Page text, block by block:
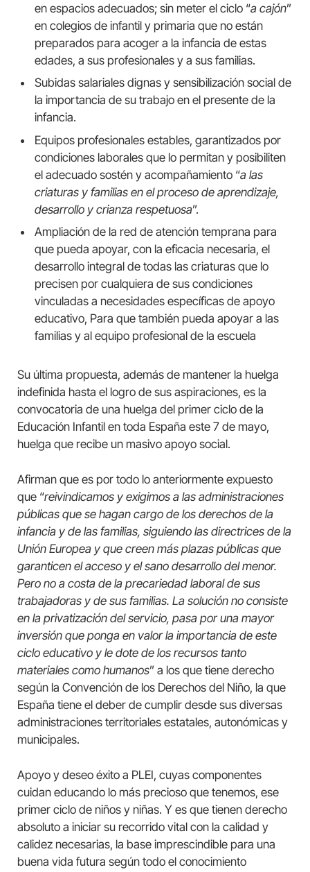
en espacios adecuados; sin meter el ciclo “a cajón”
en colegios de infantil y primaria que no están
preparados para acoger a la infancia de estas
edades, a sus profesionales y a sus familias.
Subidas salariales dignas y sensibilización social de
la importancia de su trabajo en el presente de la
infancia.
Equipos profesionales estables, garantizados por
condiciones laborales que lo permitan y posibiliten
el adecuado sostén y acompañamiento “a las
criaturas y familias en el proceso de aprendizaje,
desarrollo y crianza respetuosa”.
Ampliación de la red de atención temprana para
que pueda apoyar, con la eficacia necesaria, el
desarrollo integral de todas las criaturas que lo
precisen por cualquiera de sus condiciones
vinculadas a necesidades específicas de apoyo
educativo, Para que también pueda apoyar a las
familias y al equipo profesional de la escuela
Su última propuesta, además de mantener la huelga
indefinida hasta el logro de sus aspiraciones, es la
convocatoria de una huelga del primer ciclo de la
Educación Infantil en toda España este 7 de mayo,
huelga que recibe un masivo apoyo social.
Afirman que es por todo lo anteriormente expuesto
que “reivindicamos y exigimos a las administraciones
públicas que se hagan cargo de los derechos de la
infancia y de las familias, siguiendo las directrices de la
Unión Europea y que creen más plazas públicas que
garanticen el acceso y el sano desarrollo del menor.
Pero no a costa de la precariedad laboral de sus
trabajadoras y de sus familias. La solución no consiste
en la privatización del servicio, pasa por una mayor
inversión que ponga en valor la importancia de este
ciclo educativo y le dote de los recursos tanto
materiales como humanos” a los que tiene derecho
según la Convención de los Derechos del Niño, la que
España tiene el deber de cumplir desde sus diversas
administraciones territoriales estatales, autonómicas y
municipales.
Apoyo y deseo éxito a PLEI, cuyas componentes
cuidan educando lo más precioso que tenemos, ese
primer ciclo de niños y niñas. Y es que tienen derecho
absoluto a iniciar su recorrido vital con la calidad y
calidez necesarias, la base imprescindible para una
buena vida futura según todo el conocimiento